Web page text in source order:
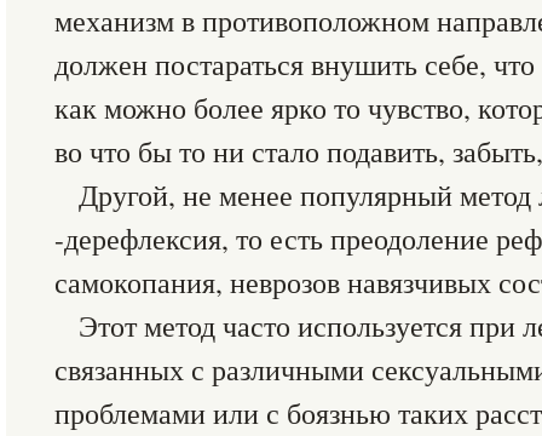
механизм в противоположном
должен постараться внушить себе,
как можно более ярко то чувство,
во что бы то ни стало подавить,
Другой, не менее популярный
-дерефлексия, то есть преодоление
самокопания, неврозов навязчивых
Этот метод часто используется при
связанных с различными
проблемами или с боязнью таких